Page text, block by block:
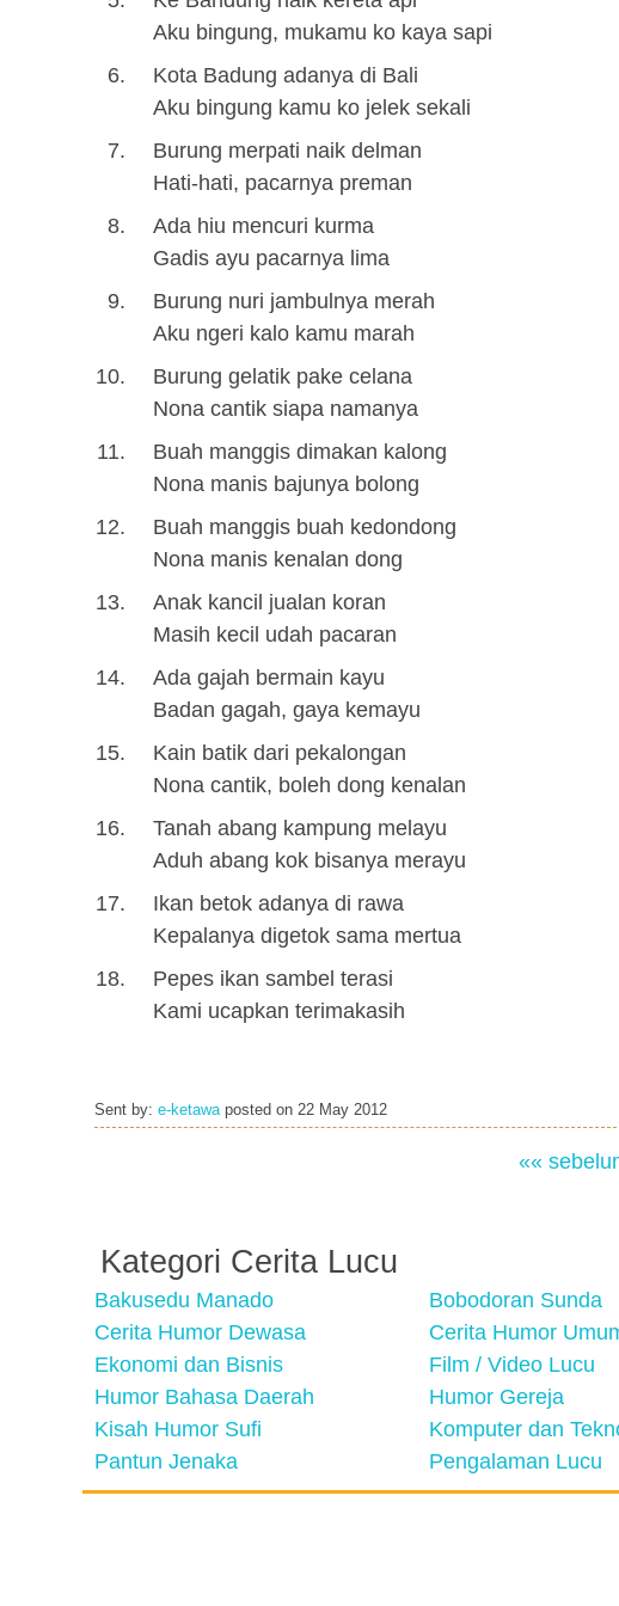
Aku bingung, mukamu ko kaya sapi
Kota Badung adanya di Bali
Aku bingung kamu ko jelek sekali
Burung merpati naik delman
Hati-hati, pacarnya preman
Ada hiu mencuri kurma
Gadis ayu pacarnya lima
Burung nuri jambulnya merah
Aku ngeri kalo kamu marah
Burung gelatik pake celana
Nona cantik siapa namanya
Buah manggis dimakan kalong
Nona manis bajunya bolong
Buah manggis buah kedondong
Nona manis kenalan dong
Anak kancil jualan koran
Masih kecil udah pacaran
Ada gajah bermain kayu
Badan gagah, gaya kemayu
Kain batik dari pekalongan
Nona cantik, boleh dong kenalan
Tanah abang kampung melayu
Aduh abang kok bisanya merayu
Ikan betok adanya di rawa
Kepalanya digetok sama mertua
Pepes ikan sambel terasi
Kami ucapkan terimakasih
Sent by: e-ketawaposted on 22 May 2012
««
Kategori Cerita Lucu
Bakusedu Manado Bobodoran Sunda
Cerita Humor Dewasa
Cerita Humor
Ekonomi dan Bisnis
Film / Video Lucu
Humor Bahasa Daerah
Humor Gereja
Kisah Humor Sufi
Komputer dan
Pantun Jenaka
Pengalaman Lucu